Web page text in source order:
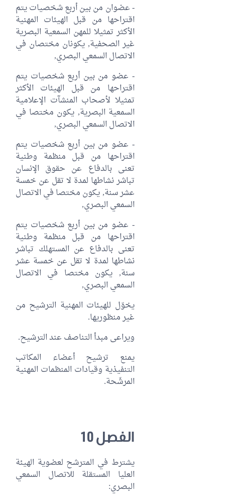
- عضوان من بين أربع شخصيات يتم
اقتراحها من قبل الهيئات المهنية
الأكثر تمثيلا للمهن السمعية البصرية
غير الصحفية, يكونان مختصان في
الاتصال السمعي البصري,
- عضو من بين أربع شخصيات يتم
اقتراحها من قبل الهيئات الأكثر
تمثيلا لأصحاب المنشآت الإعلامية
السمعية البصرية, يكون مختصا في
الاتصال السمعي البصري,
- عضو من بين أربع شخصيات يتم
اقتراحها من قبل منظمة وطنية
تعنى بالدفاع عن حقوق الإنسان
تباشر نشاطها لمدة لا تقل عن خمسة
عشر سنة, يكون مختصا في الاتصال
السمعي البصري,
- عضو من بين أربع شخصيات يتم
اقتراحها من قبل منظمة وطنية
تعنى بالدفاع عن المستهلك تباشر
نشاطها لمدة لا تقل عن خمسة عشر
سنة, يكون مختصا في الاتصال
السمعي البصري,
يخوّل للهيئات المهنية الترشيح من
غير منظوريها.
ويراعى مبدأ التناصف عند الترشيح.
يمنع ترشيح أعضاء المكاتب
التنفيذية وقيادات المنظمات المهنية
المرشّحة.
الفصل 10
يشترط في المترشح لعضوية الهيئة
العليا المستقلة للاتصال السمعي
البصري: